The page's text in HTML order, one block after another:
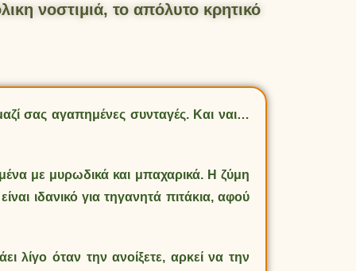
νοστιμιά, το απόλυτο κρητικό
σας αγαπημένες συνταγές. Και ναι…
με μυρωδικά και μπαχαρικά. Η ζύμη
ιδανικό για τηγανητά πιτάκια, αφού
λίγο όταν την ανοίξετε, αρκεί να την